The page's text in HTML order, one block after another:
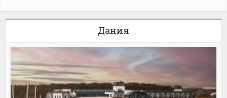
Дания